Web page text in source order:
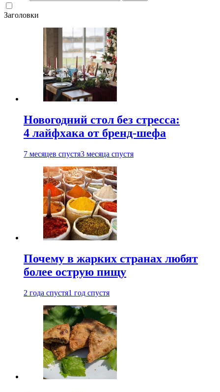
Заголовки
Новогодний стол без стресса:
4 лайфхака от бренд-шефа
7 месяцев спустя3 месяца спустя
Почему в жарких странах любят
более острую пищу
2 года спустя1 год спустя